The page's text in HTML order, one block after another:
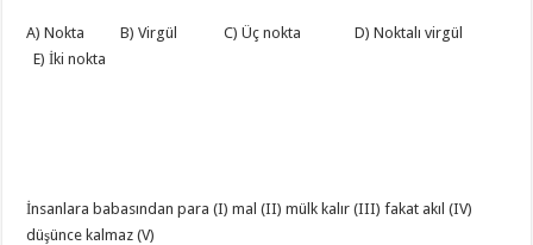
A) Nokta B) Virgül C) Üç nokta D) Noktalı virgül
E) İki nokta
İnsanlara babasından para (I) mal (II) mülk kalır (III) fakat akıl (IV)
düşünce kalmaz (V)